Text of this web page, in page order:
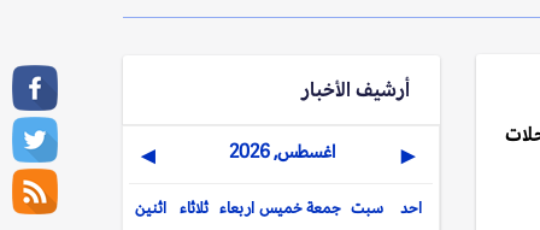
أرشيف الأخبار
◀ اغسطس, 2026 ▶
اثنين ثلاثاء اربعاء خميس جمعة سبت احد